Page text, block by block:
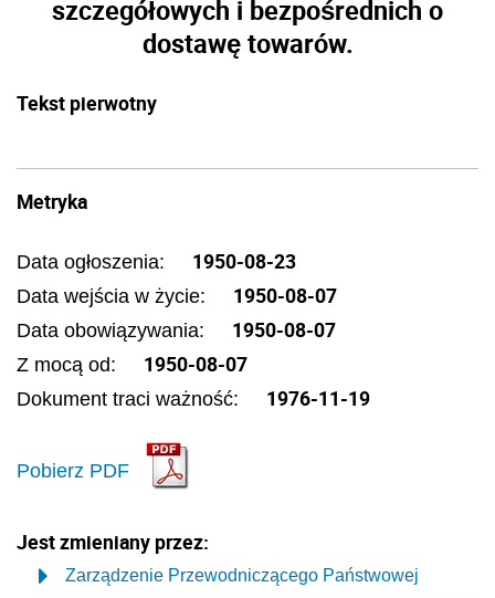
szczegółowych i bezpośrednich o
dostawę towarów.
Tekst pierwotny
Metryka
Data ogłoszenia: 1950-08-23
Data wejścia w życie: 1950-08-07
Data obowiązywania: 1950-08-07
Z mocą od: 1950-08-07
Dokument traci ważność: 1976-11-19
Pobierz PDF
Jest zmieniany przez:
Zarządzenie Przewodniczącego Państwowej